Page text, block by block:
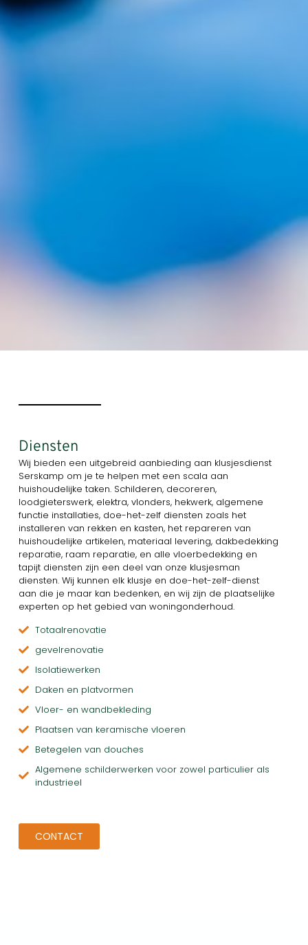
Diensten
Wij bieden een uitgebreid aanbieding aan klusjesdienst
Serskamp om je te helpen met een scala aan
huishoudelijke taken. Schilderen, decoreren,
loodgieterswerk, elektra, vlonders, hekwerk, algemene
functie installaties, doe-het-zelf diensten zoals het
installeren van rekken en kasten, het repareren van
huishoudelijke artikelen, materiaal levering, dakbedekking
reparatie, raam reparatie, en alle vloerbedekking en
tapijt diensten zijn een deel van onze klusjesman
diensten. Wij kunnen elk klusje en doe-het-zelf-dienst
aan die je maar kan bedenken, en wij zijn de plaatselijke
experten op het gebied van woningonderhoud.
Totaalrenovatie
gevelrenovatie
Isolatiewerken
Daken en platvormen
Vloer- en wandbekleding
Plaatsen van keramische vloeren
Betegelen van douches
Algemene schilderwerken voor zowel particulier als
industrieel
CONTACT